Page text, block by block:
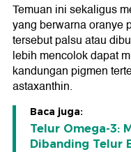
Temuan ini sekaligus
yang berwarna oranye
tersebut palsu atau
lebih mencolok dapat
kandungan pigmen
astaxanthin.
Baca juga:
Telur Omega-3:
Dibanding Telur